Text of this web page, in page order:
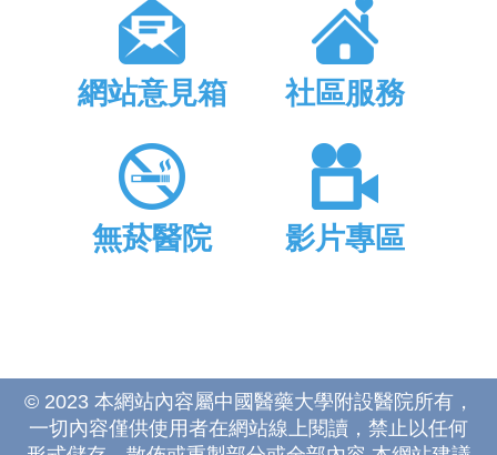
網站意見箱 社區服務
無菸醫院 影片專區
© 2023 本網站內容屬中國醫藥大學附設醫院所有，
一切內容僅供使用者在網站線上閱讀，禁止以任何